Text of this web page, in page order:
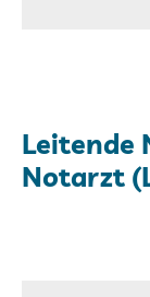
Leitende
Notarzt